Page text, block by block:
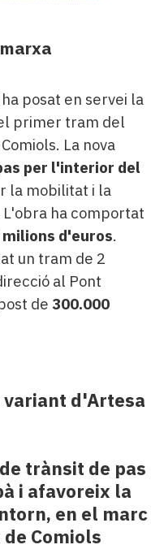
posat en servei la
primer tram del
La nova
per l'interior del
la mobilitat i la
ha comportat
milions d'euros.
un tram de 2
al Pont
de 300.000
variant d'Artesa
trànsit de pas
i afavoreix la
en el marc
Comiols